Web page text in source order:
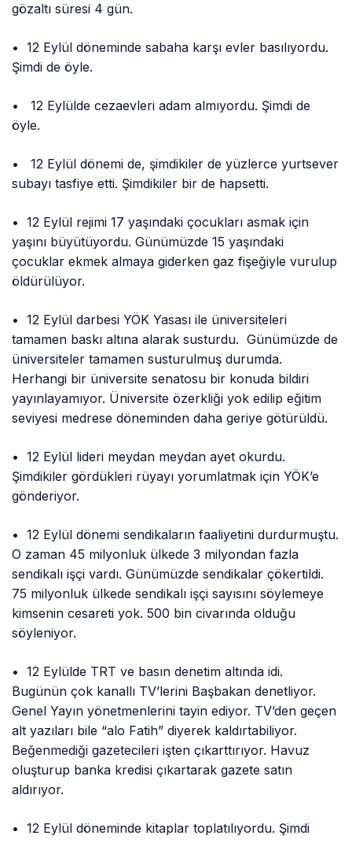
gözaltı süresi 4 gün.
• 12 Eylül döneminde sabaha karşı evler basılıyordu.
Şimdi de öyle.
• 12 Eylülde cezaevleri adam almıyordu. Şimdi de
öyle.
• 12 Eylül dönemi de, şimdikiler de yüzlerce yurtsever
subayı tasfiye etti. Şimdikiler bir de hapsetti.
• 12 Eylül rejimi 17 yaşındaki çocukları asmak için
yaşını büyütüyordu. Günümüzde 15 yaşındaki
çocuklar ekmek almaya giderken gaz fişeğiyle vurulup
öldürülüyor.
• 12 Eylül darbesi YÖK Yasası ile üniversiteleri
tamamen baskı altına alarak susturdu. Günümüzde de
üniversiteler tamamen susturulmuş durumda.
Herhangi bir üniversite senatosu bir konuda bildiri
yayınlayamıyor. Üniversite özerkliği yok edilip eğitim
seviyesi medrese döneminden daha geriye götürüldü.
• 12 Eylül lideri meydan meydan ayet okurdu.
Şimdikiler gördükleri rüyayı yorumlatmak için YÖK’e
gönderiyor.
• 12 Eylül dönemi sendikaların faaliyetini durdurmuştu.
O zaman 45 milyonluk ülkede 3 milyondan fazla
sendikalı işçi vardı. Günümüzde sendikalar çökertildi.
75 milyonluk ülkede sendikalı işçi sayısını söylemeye
kimsenin cesareti yok. 500 bin civarında olduğu
söyleniyor.
• 12 Eylülde TRT ve basın denetim altında idi.
Bugünün çok kanallı TV’lerini Başbakan denetliyor.
Genel Yayın yönetmenlerini tayin ediyor. TV’den geçen
alt yazıları bile “alo Fatih” diyerek kaldırtabiliyor.
Beğenmediği gazetecileri işten çıkarttırıyor. Havuz
oluşturup banka kredisi çıkartarak gazete satın
aldırıyor.
• 12 Eylül döneminde kitaplar toplatılıyordu. Şimdi